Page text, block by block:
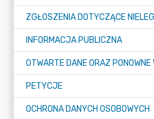
INFORMACJA PUBLICZNA
PETYCJE
OCHRONA DANYCH OSOBOWYCH